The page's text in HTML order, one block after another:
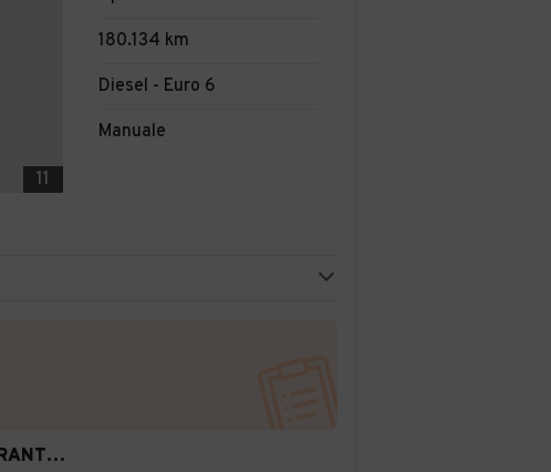
11
180.134 km
Diesel - Euro 6
Manuale
AUTO & AUTO SALIERNO - QUALITA' GARANTITA